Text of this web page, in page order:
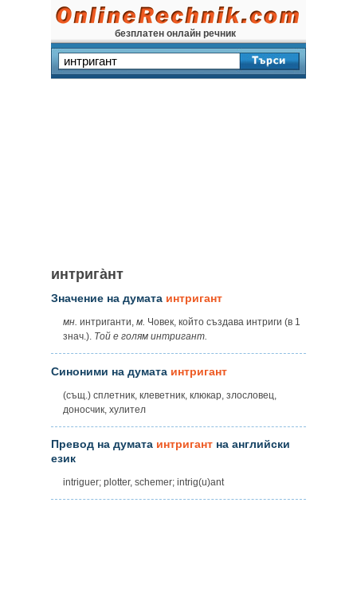
безплатен онлайн речник
интрига̀нт
Значение на думата интригант
мн. интриганти, м. Човек, който създава интриги (в 1
знач.). Той е голям интригант.
Синоними на думата интригант
(същ.) сплетник, клеветник, клюкар, злословец,
доносчик, хулител
Превод на думата интригант на английски
език
intriguer; plotter, schemer; intrig(u)ant